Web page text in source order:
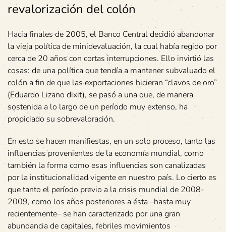
revalorización del colón
Hacia finales de 2005, el Banco Central decidió abandonar
la vieja política de minidevaluación, la cual había regido por
cerca de 20 años con cortas interrupciones. Ello invirtió las
cosas: de una política que tendía a mantener subvaluado el
colón a fin de que las exportaciones hicieran “clavos de oro”
(Eduardo Lizano dixit), se pasó a una que, de manera
sostenida a lo largo de un período muy extenso, ha
propiciado su sobrevaloración.
En esto se hacen manifiestas, en un solo proceso, tanto las
influencias provenientes de la economía mundial, como
también la forma como esas influencias son canalizadas
por la institucionalidad vigente en nuestro país. Lo cierto es
que tanto el período previo a la crisis mundial de 2008-
2009, como los años posteriores a ésta –hasta muy
recientemente– se han caracterizado por una gran
abundancia de capitales, febriles movimientos